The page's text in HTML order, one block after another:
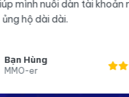
Page mình giờ trông
đáng tin cậy hơn
Anh Khoa
Page Admin